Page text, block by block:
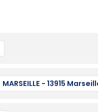
MARSEILLE - 13915